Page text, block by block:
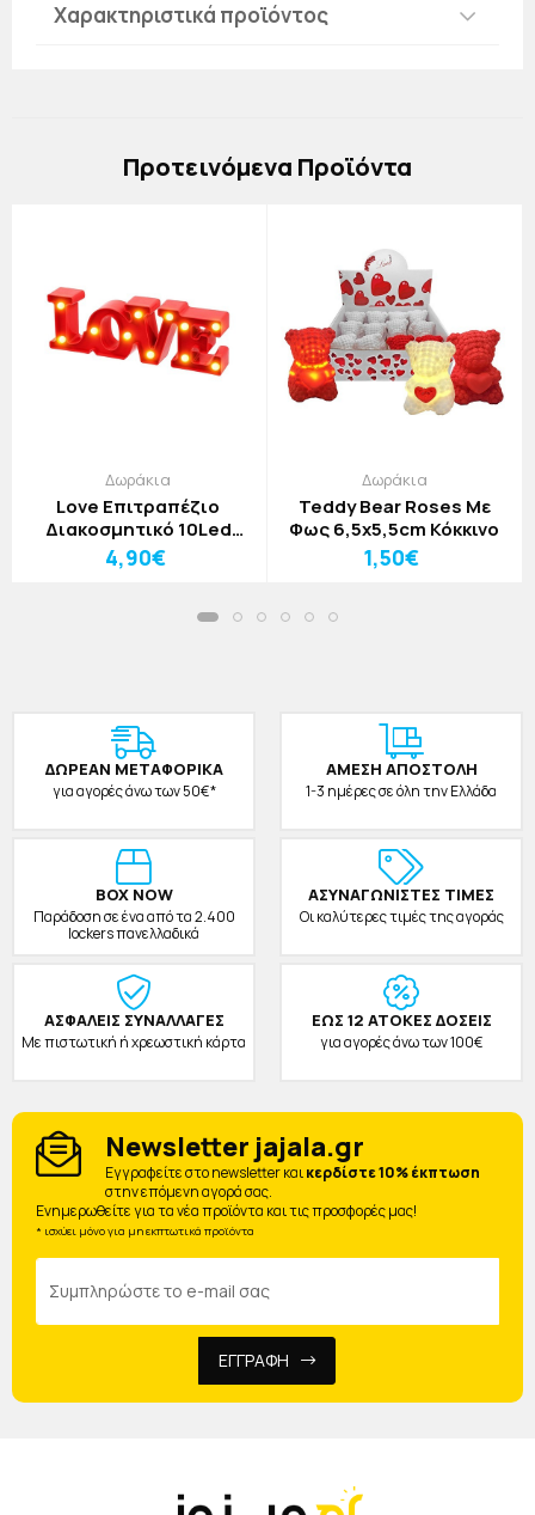
Χαρακτηριστικά προϊόντος
Πρoτεινόμενα Προϊόντα
Δωράκια
Love Επιτραπέζιο
Διακοσμητικό 10Led
30x10,5x4cm Κόκκινο
4,90€
Δωράκια
Teddy Bear Roses Με
Φως 6,5x5,5cm Κόκκινο
1,50€
ΔΩΡΕAΝ ΜΕΤΑΦΟΡΙΚΑ
για αγορές άνω των 50€*
ΑΜΕΣΗ ΑΠΟΣΤΟΛΗ
1-3 ημέρες σε όλη την Ελλάδα
BOX NOW
Παράδοση σε ένα από τα 2.400
lockers πανελλαδικά
ΑΣΥΝΑΓΩΝΙΣΤΕΣ ΤΙΜΕΣ
Οι καλύτερες τιμές της αγοράς
ΑΣΦΑΛΕΙΣ ΣΥΝΑΛΛΑΓΕΣ
Με πιστωτική ή χρεωστική κάρτα
ΕΩΣ 12 ΑΤΟΚΕΣ ΔΟΣΕΙΣ
για αγορές άνω των 100€
Newsletter jajala.gr
Eγγραφείτε στο newsletter καικερδίστε 10% έκπτωση
στην επόμενη αγορά σας.
Ενημερωθείτε για τα νέα προϊόντα και τις προσφορές μας!
* ισχύει μόνο για μη εκπτωτικά προϊόντα
ΕΓΓΡΑΦΗ